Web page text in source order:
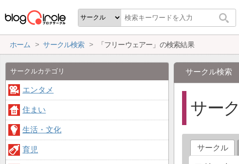
ホーム サークル検索 「フリーウェアー」の検索結果
サークル検索
サー
サークル
サークルカテゴリ
エンタメ
住まい
生活・文化
育児